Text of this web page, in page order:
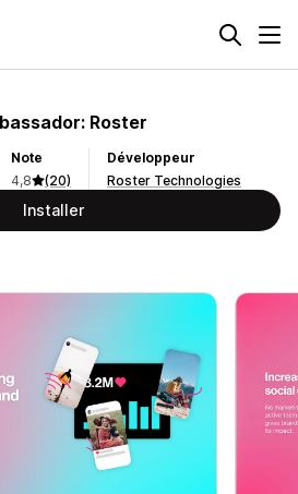
Roster
Note
4,8
(20)
Développeur
Roster Technologies
Installer